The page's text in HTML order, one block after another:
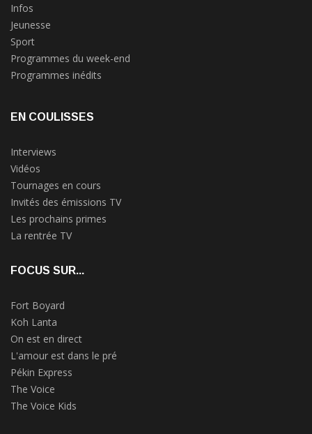
Infos
Jeunesse
Sport
Programmes du week-end
Programmes inédits
EN COULISSES
Interviews
Vidéos
Tournages en cours
Invités des émissions TV
Les prochains primes
La rentrée TV
FOCUS SUR...
Fort Boyard
Koh Lanta
On est en direct
L'amour est dans le pré
Pékin Express
The Voice
The Voice Kids